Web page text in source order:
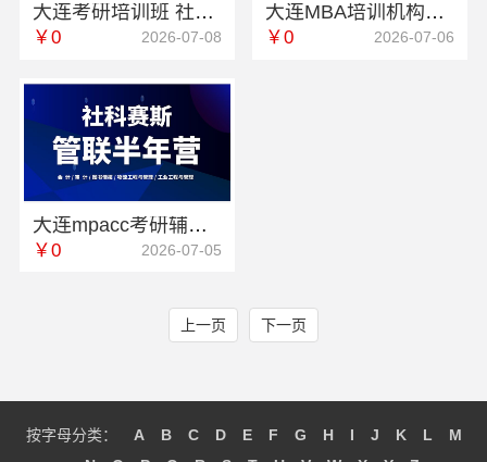
大连考研培训班 社科赛斯考研专注考研20年
￥0 2026-07-08
大连MBA培训机构课程 社科赛斯MBA考研五位一体循环教学
￥0 2026-07-06
大连mpacc考研辅导哪家老师好 社科赛斯为备考量身定制考研
￥0 2026-07-05
上一页 下一页
按字母分类： A B C D E F G H I J K L
M